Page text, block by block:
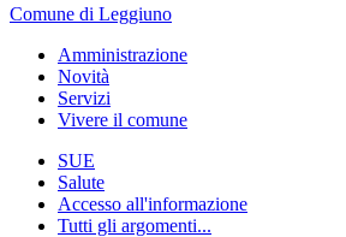
Comune di Leggiuno
Amministrazione
Novità
Servizi
Vivere il comune
SUE
Salute
Accesso all'informazione
Tutti gli argomenti...